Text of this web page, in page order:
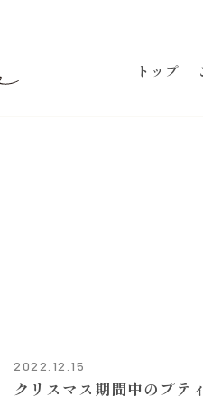
トップ
2022.12.15
クリスマス期間中のプテ